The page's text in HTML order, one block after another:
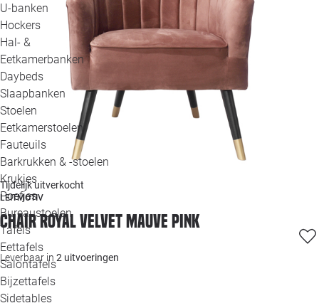
U-banken
Hockers
Hal- &
Eetkamerbanken
Daybeds
Slaapbanken
Stoelen
Eetkamerstoelen
Fauteuils
Barkrukken & -stoelen
Krukjes
Poefjes
Bureaustoelen
Tafels
Eettafels
Salontafels
Bijzettafels
Sidetables
Tijdelijk uitverkocht
LEITMOTIV
Chair Royal velvet mauve pink
Leverbaar in 2 uitvoeringen